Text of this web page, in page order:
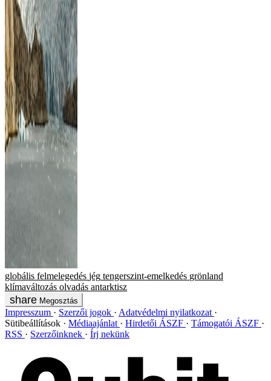
globális felmelegedés jég tengerszint-emelkedés grönland
klímaváltozás olvadás antarktisz
Megosztás
Impresszum Szerzői jogok
Adatvédelmi nyilatkozat
Sütibeállítások
Médiaajánlat Hirdetői ÁSZF
Támogatói ÁSZF
RSS
Szerzőinknek Írj nekünk